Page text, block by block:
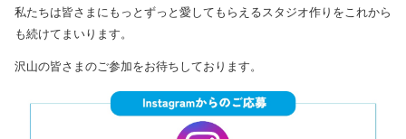
私たちは皆さまにもっとずっと愛してもらえるスタジオ作りをこれから
も続けてまいります。
沢山の皆さまのご参加をお待ちしております。